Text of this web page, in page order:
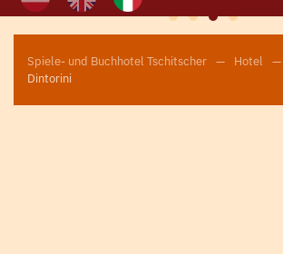
Spiele- und Buchhotel Tschitscher Hotel
Dintorini